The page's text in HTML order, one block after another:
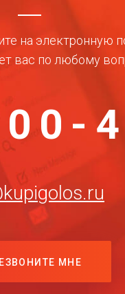
на электронную
вас по любому
МНЕ